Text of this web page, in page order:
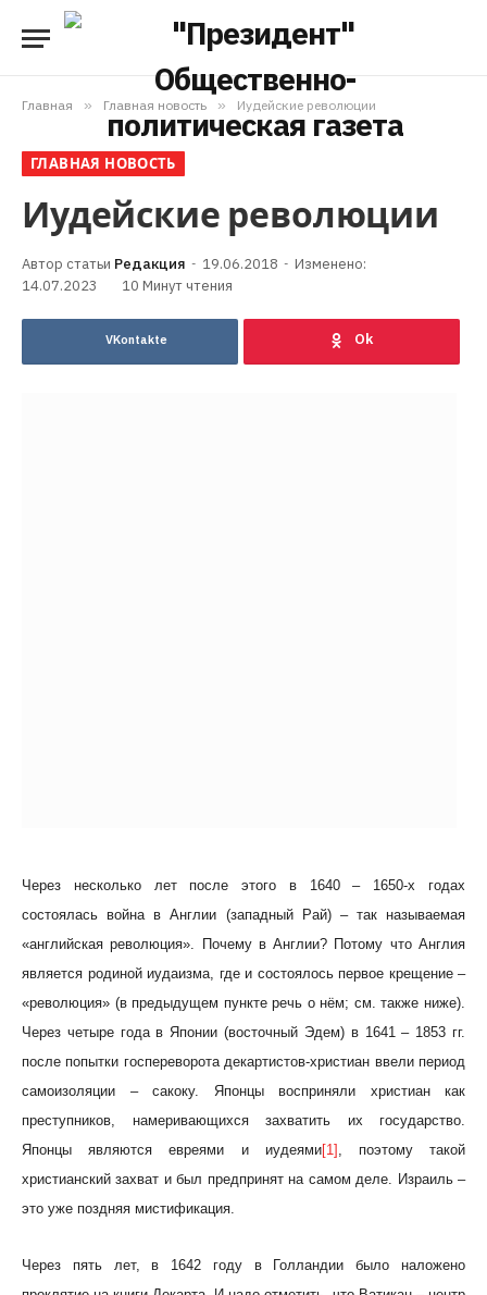
Главная » Главная новость » Иудейские революции
ГЛАВНАЯ НОВОСТЬ
Иудейские революции
Редакция 19.06.2018
Изменено:
14.07.2023
10 Минут чтения
VKontakte
Через несколько лет после этого в 1640 – 1650-х годах
состоялась война в Англии (западный Рай) – так называемая
«английская революция». Почему в Англии? Потому что Англия
является родиной иудаизма, где и состоялось первое крещение –
«революция» (в предыдущем пункте речь о нём; см. также ниже).
Через четыре года в Японии (восточный Эдем) в 1641 – 1853 гг.
после попытки госпереворота декартистов-христиан ввели период
самоизоляции – сакоку. Японцы восприняли христиан как
преступников, намеривающихся захватить их государство.
Японцы являются евреями и иудеями[1] , поэтому такой
христианский захват и был предпринят на самом деле. Израиль –
это уже поздняя мистификация.
Через пять лет, в 1642 году в Голландии было наложено